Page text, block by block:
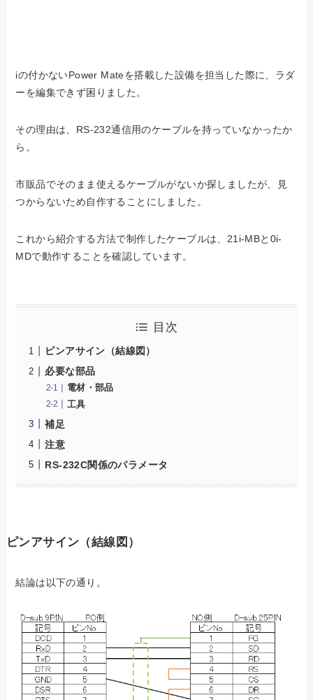
iの付かないPower Mateを搭載した設備を担当した際に、ラダ
ーを編集できず困りました。
その理由は、RS-232通信用のケーブルを持っていなかったか
ら。
市販品でそのまま使えるケーブルがないか探しましたが、見
つからないため自作することにしました。
これから紹介する方法で制作したケーブルは、21i-MBと0i-
MDで動作することを確認しています。
目次
ピンアサイン（結線図）
必要な部品
電材・部品
工具
補足
注意
RS-232C関係のパラメータ
ピンアサイン（結線図）
結論は以下の通り。